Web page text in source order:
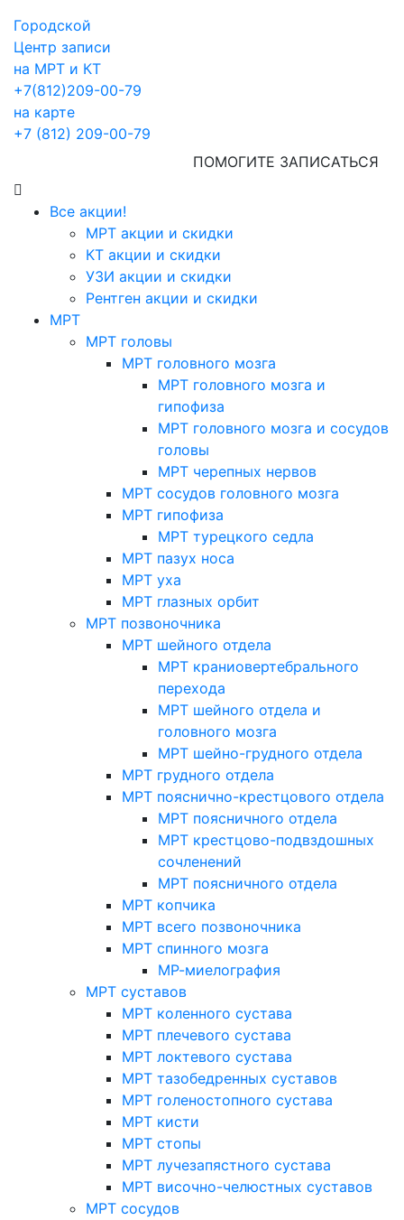
Городской
Центр записи
на МРТ и КТ
+7(812)209-00-79
на карте
+7 (812) 209-00-79
ПОМОГИТЕ ЗАПИСАТЬСЯ
Все акции!
МРТ акции и скидки
КТ акции и скидки
УЗИ акции и скидки
Рентген акции и скидки
МРТ
МРТ головы
МРТ головного мозга
МРТ головного мозга и
гипофиза
МРТ головного мозга и сосудов
головы
МРТ черепных нервов
МРТ сосудов головного мозга
МРТ гипофиза
МРТ турецкого седла
МРТ пазух носа
МРТ уха
МРТ глазных орбит
МРТ позвоночника
МРТ шейного отдела
МРТ краниовертебрального
перехода
МРТ шейного отдела и
головного мозга
МРТ шейно-грудного отдела
МРТ грудного отдела
МРТ пояснично-крестцового отдела
МРТ поясничного отдела
МРТ крестцово-подвздошных
сочленений
МРТ поясничного отдела
МРТ копчика
МРТ всего позвоночника
МРТ спинного мозга
МР-миелография
МРТ суставов
МРТ коленного сустава
МРТ плечевого сустава
МРТ локтевого сустава
МРТ тазобедренных суставов
МРТ голеностопного сустава
МРТ кисти
МРТ стопы
МРТ лучезапястного сустава
МРТ височно-челюстных суставов
МРТ сосудов